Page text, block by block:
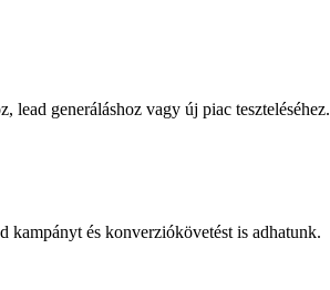
lead generáláshoz vagy új piac teszteléséhez.
kampányt és konverziókövetést is adhatunk.